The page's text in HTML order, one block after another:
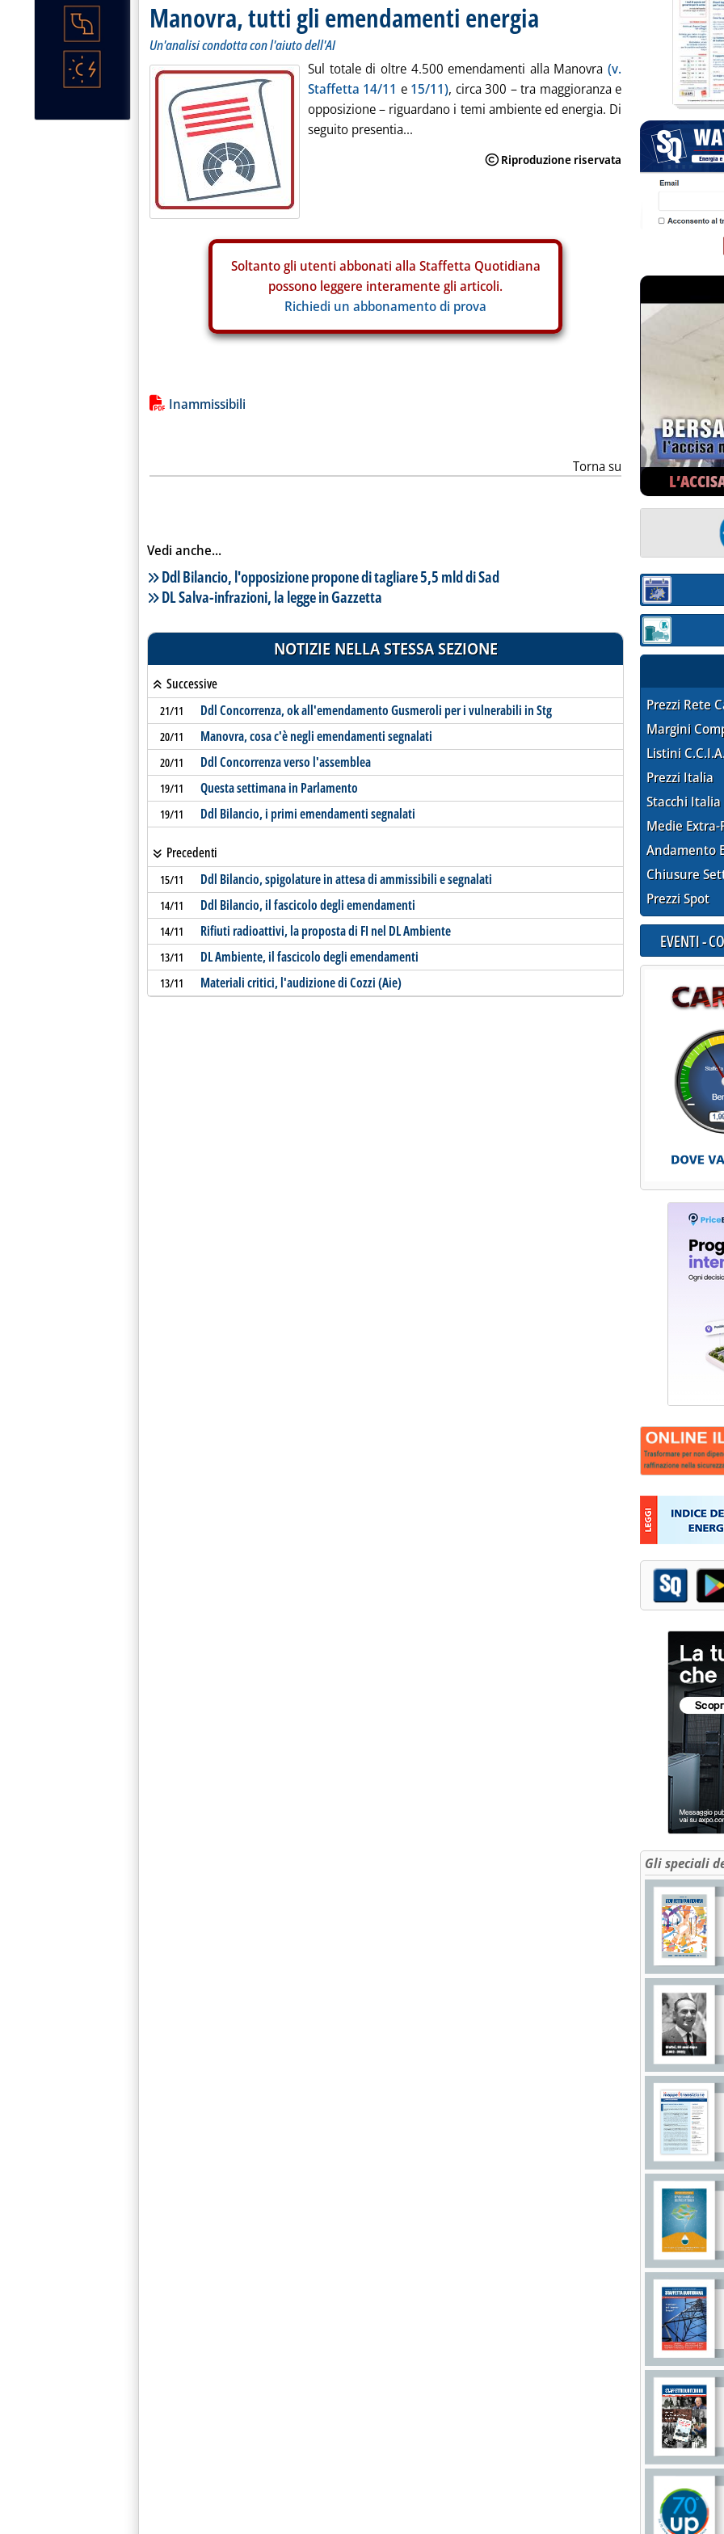
Manovra, tutti gli emendamenti energia
Un'analisi condotta con l'aiuto dell'AI
Sul totale di oltre 4.500 emendamenti alla Manovra (v.
Staffetta 14/11 e 15/11), circa 300 – tra maggioranza e
opposizione – riguardano i temi ambiente ed energia. Di
seguito presentia...
Soltanto gli utenti abbonati alla Staffetta Quotidiana
possono leggere interamente gli articoli.
Richiedi un abbonamento di prova
Lista allegati PDF alla notizia
Inammissibili
Torna su
Vedi anche...
Lista notizie correlate
Ddl Bilancio, l'opposizione propone di tagliare 5,5 mld di Sad
DL Salva-infrazioni, la legge in Gazzetta
NOTIZIE NELLA STESSA SEZIONE
Successive
21/11 Ddl Concorrenza, ok all'emendamento Gusmeroli per i vulnerabili in Stg
20/11 Manovra, cosa c'è negli emendamenti segnalati
20/11 Ddl Concorrenza verso l'assemblea
19/11 Questa settimana in Parlamento
19/11 Ddl Bilancio, i primi emendamenti segnalati
Precedenti
15/11 Ddl Bilancio, spigolature in attesa di ammissibili e segnalati
14/11 Ddl Bilancio, il fascicolo degli emendamenti
14/11 Rifiuti radioattivi, la proposta di FI nel DL Ambiente
13/11 DL Ambiente, il fascicolo degli emendamenti
13/11 Materiali critici, l'audizione di Cozzi (Aie)
Sezione:
Sezione:
Prezzi Rete
Margini
Listini
Prezzi Italia
Stacchi Italia
Medie Extra-
Andamento
Chiusure
Prezzi Spot
EVENTI -
Gli speciali